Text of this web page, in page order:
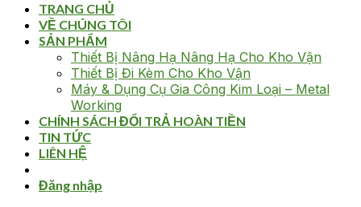
TRANG CHỦ
VỀ CHÚNG TÔI
SẢN PHẨM
Thiết Bị Nâng Hạ Nâng Hạ Cho Kho Vận
Thiết Bị Đi Kèm Cho Kho Vận
Máy & Dụng Cụ Gia Công Kim Loại – Metal
Working
CHÍNH SÁCH ĐỔI TRẢ HOÀN TIỀN
TIN TỨC
LIÊN HỆ
Đăng nhập